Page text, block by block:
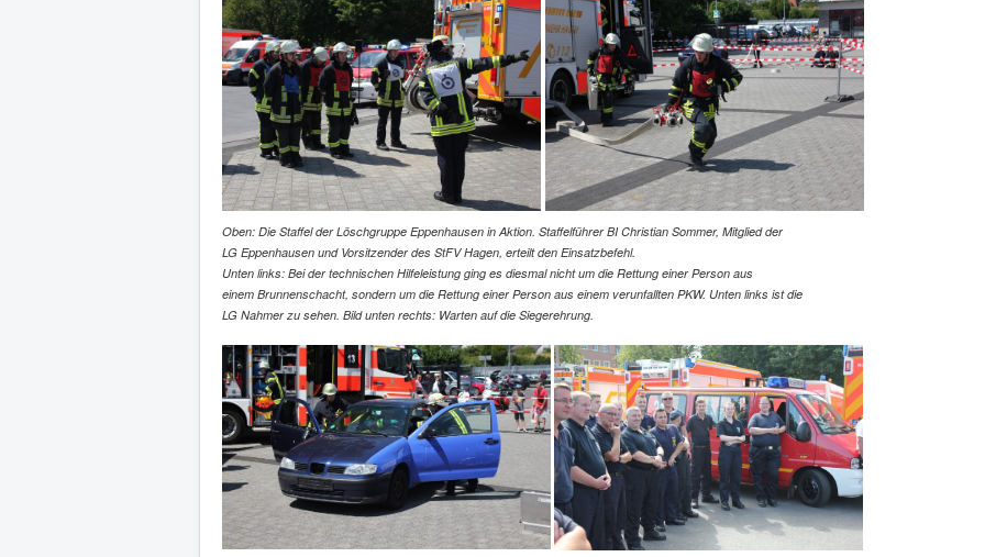
Oben: Die Staffel der Löschgruppe Eppenhausen in Aktion. Staffelführer BI Christian Sommer, Mitglied der
LG Eppenhausen und Vorsitzender des StFV Hagen, erteilt den Einsatzbefehl.
Unten links: Bei der technischen Hilfeleistung ging es diesmal nicht um die Rettung einer Person aus
einem Brunnenschacht, sondern um die Rettung einer Person aus einem verunfallten PKW. Unten links ist die
LG Nahmer zu sehen. Bild unten rechts: Warten auf die Siegerehrung.